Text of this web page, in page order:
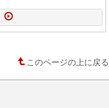
このページの上に戻る